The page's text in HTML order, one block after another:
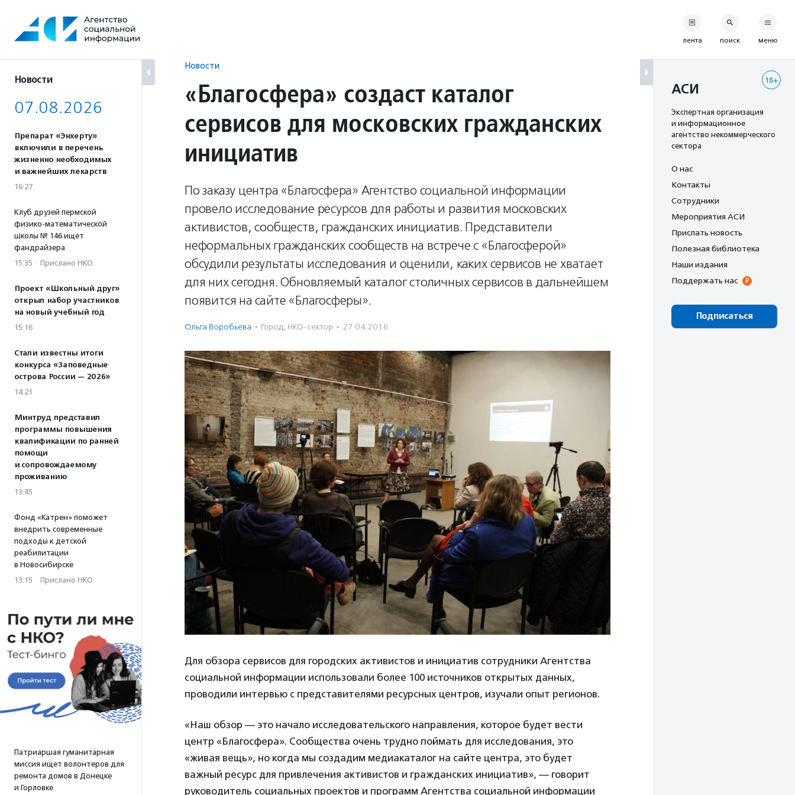
содержанию
Новости
07.08.2026
Препарат «Энхерту»
включили в перечень
жизненно необходимых
и важнейших лекарств
16:27
Клуб друзей пермской
физико-математической
школы № 146 ищет
фандрайзера
15:35 · Прислано НКО
Проект «Школьный друг»
открыл набор участников
на новый учебный год
15:16
Стали известны итоги
конкурса «Заповедные
острова России — 2026»
14:21
Минтруд представил
программы повышения
квалификации по ранней
помощи
и сопровождаемому
проживанию
13:45
Фонд «Катрен» поможет
внедрить современные
подходы к детской
реабилитации
в Новосибирске
13:15 · Прислано НКО
Патриаршая гуманитарная
миссия ищет волонтеров для
ремонта домов в Донецке
и Горловке
Новости
«Благосфера» создаст каталог
сервисов для московских гражданских
инициатив
По заказу центра «Благосфера» Агентство социальной информации
провело исследование ресурсов для работы и развития московских
активистов, сообществ, гражданских инициатив. Представители
неформальных гражданских сообществ на встрече с «Благосферой»
обсудили результаты исследования и оценили, каких сервисов не хватает
для них сегодня. Обновляемый каталог столичных сервисов в дальнейшем
появится на сайте «Благосферы».
Ольга Воробьева · Город, НКО-сектор · 27.04.2016
Для обзора сервисов для городских активистов и инициатив сотрудники Агентства
социальной информации использовали более 100 источников открытых данных,
проводили интервью с представителями ресурсных центров, изучали опыт регионов.
«Наш обзор — это начало исследовательского направления, которое будет вести
центр «Благосфера». Сообщества очень трудно поймать для исследования, это
«живая вещь», но когда мы создадим медиакаталог на сайте центра, это будет
важный ресурс для привлечения активистов и гражданских инициатив», — говорит
руководитель социальных проектов и программ Агентства социальной информации
лента поиск меню
18+
АСИ
Экспертная организация
и информационное
агентство некоммерческого
сектора
О нас
Контакты
Сотрудники
Мероприятия АСИ
Прислать новость
Полезная библиотека
Наши издания
Поддержать нас
Подписаться